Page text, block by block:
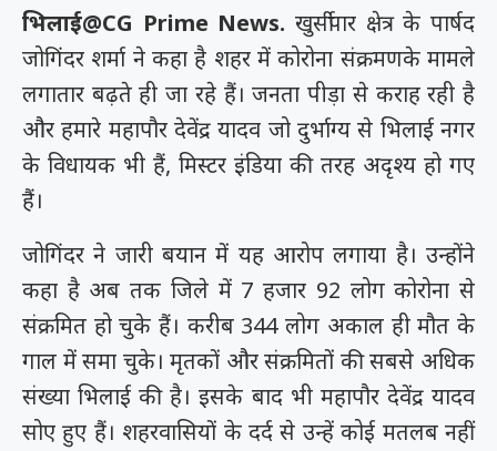
भिलाई@CG Prime News. खुर्सीपार क्षेत्र के पार्षद
जोगिंदर शर्मा ने कहा है शहर में कोरोना संक्रमणके मामले
लगातार बढ़ते ही जा रहे हैं। जनता पीड़ा से कराह रही है
और हमारे महापौर देवेंद्र यादव जो दुर्भाग्य से भिलाई नगर
के विधायक भी हैं, मिस्टर इंडिया की तरह अदृश्य हो गए
हैं।
जोगिंदर ने जारी बयान में यह आरोप लगाया है। उन्होंने
कहा है अब तक जिले में 7 हजार 92 लोग कोरोना से
संक्रमित हो चुके हैं। करीब 344 लोग अकाल ही मौत के
गाल में समा चुके। मृतकों और संक्रमितों की सबसे अधिक
संख्या भिलाई की है। इसके बाद भी महापौर देवेंद्र यादव
सोए हुए हैं। शहरवासियों के दर्द से उन्हें कोई मतलब नहीं